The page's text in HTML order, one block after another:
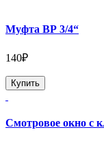
Муфта ВР 3/4“
140₽
Купить
Смотровое окно с